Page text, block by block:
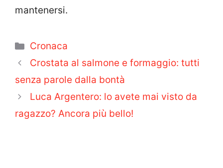
mantenersi.
Categorie
Cronaca
Crostata al salmone e formaggio: tutti
senza parole dalla bontà
Luca Argentero: lo avete mai visto da
ragazzo? Ancora più bello!